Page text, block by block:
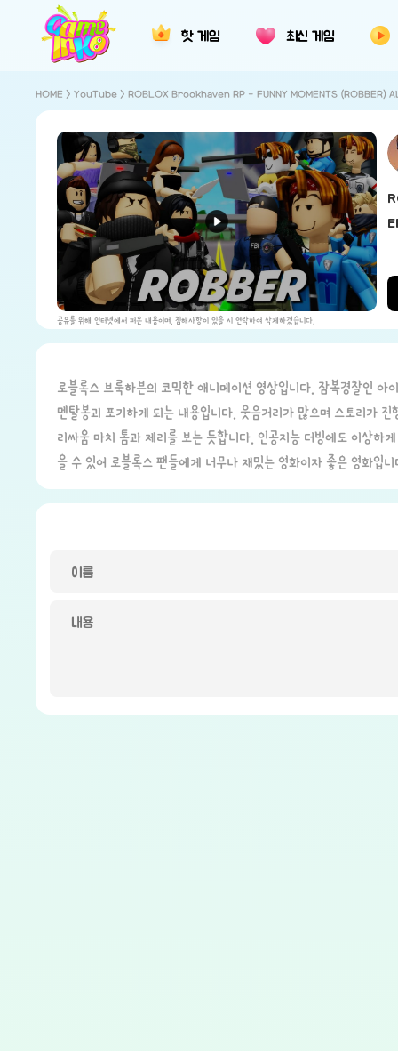
핫 게임 최신 게임
HOME > YouTube > ROBLOX Brookhaven RP - FUNNY MOMENTS (ROBBER)
공유를 위해 인터넷에서 퍼온 내용이며, 침해사항이 있을 시 연락하여 삭제하겠습니다.
로블록스 브룩하븐의 코믹한 애니메이션 영상입니다. 잠복경찰인
멘탈봉괴 포기하게 되는 내용입니다. 웃음거리가 많으며 스토리가
리싸움 마치 톰과 제리를 보는 듯합니다. 인공지능 더빙에도 이상하
을 수 있어 로블록스 팬들에게 너무나 재밌는 영화이자 좋은 영화입